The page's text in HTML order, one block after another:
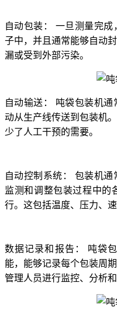
自动包装：
一旦测量完成
子中，并且通常能够自动
漏或受到外部污染。
自动输送：
吨袋包装机通
动从生产线传送到包装机
少了人工干预的需要。
自动控制系统：
包装机通
监测和调整包装过程中的
行。这包括温度、压力、
数据记录和报告：
吨袋
能，能够记录每个包装周
管理人员进行监控、分析